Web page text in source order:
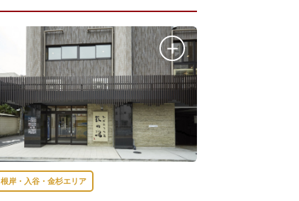
根岸・入谷・金杉エリア